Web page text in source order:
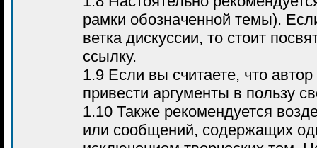
рамки обозначенной темы).
ветка дискуссии, то стоит
ссылку.
1.9 Если вы считаете, что
привести аргументы в пользу
1.10 Также рекомендуется
или сообщений, содержащих